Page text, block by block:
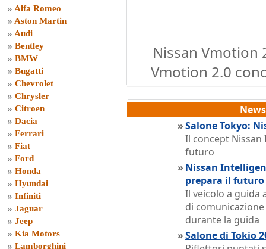
» Alfa Romeo
» Aston Martin
» Audi
» Bentley
» BMW
» Bugatti
» Chevrolet
» Chrysler
» Citroen
» Dacia
» Ferrari
» Fiat
» Ford
» Honda
» Hyundai
» Infiniti
» Jaguar
» Jeep
» Kia Motors
» Lamborghini
Nissan Vmotion
Vmotion 2.0
»Salone Tokyo:
Il concept
futuro
» Nissan
prepara il
Il veicolo a guida
di
durante la guida
»Salone di Tokio